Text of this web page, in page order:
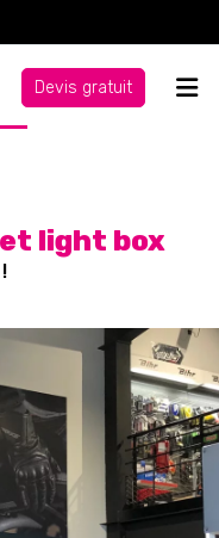
Devis gratuit
light box